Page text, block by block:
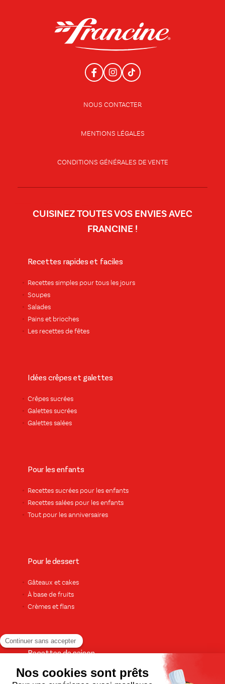
NOUS CONTACTER
MENTIONS LÉGALES
CONDITIONS GÉNÉRALES DE VENTE
CUISINEZ TOUTES VOS ENVIES AVEC
FRANCINE !
Recettes rapides et faciles
Recettes simples pour tous les jours
Soupes
Salades
Pains et brioches
Les recettes de fêtes
Idées crêpes et galettes
Crêpes sucrées
Galettes sucrées
Galettes salées
Pour les enfants
Recettes sucrées pour les enfants
Recettes salées pour les enfants
Tout pour les anniversaires
Pour le dessert
Gâteaux et cakes
À base de fruits
Crèmes et flans
Recettes de saison
Printemps